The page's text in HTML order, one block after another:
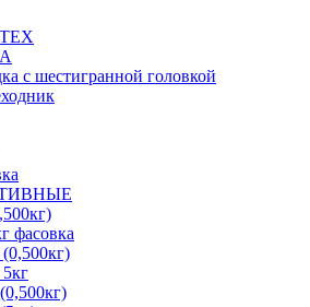
с шестигранной головкой
фасовка